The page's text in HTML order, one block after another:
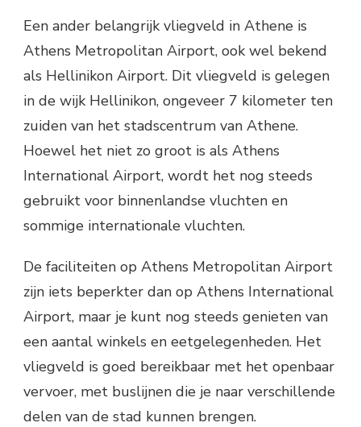
Een ander belangrijk vliegveld in Athene is
Athens Metropolitan Airport, ook wel bekend
als Hellinikon Airport. Dit vliegveld is gelegen
in de wijk Hellinikon, ongeveer 7 kilometer ten
zuiden van het stadscentrum van Athene.
Hoewel het niet zo groot is als Athens
International Airport, wordt het nog steeds
gebruikt voor binnenlandse vluchten en
sommige internationale vluchten.
De faciliteiten op Athens Metropolitan Airport
zijn iets beperkter dan op Athens International
Airport, maar je kunt nog steeds genieten van
een aantal winkels en eetgelegenheden. Het
vliegveld is goed bereikbaar met het openbaar
vervoer, met buslijnen die je naar verschillende
delen van de stad kunnen brengen.